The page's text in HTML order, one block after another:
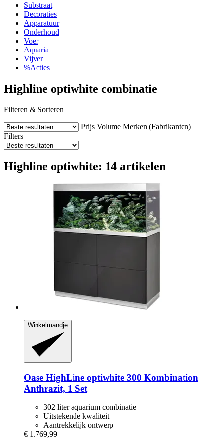
Substraat
Decoraties
Apparatuur
Onderhoud
Voer
Aquaria
Vijver
%Acties
Highline optiwhite combinatie
Filteren & Sorteren
Prijs Volume Merken (Fabrikanten)
Filters
Highline optiwhite: 14 artikelen
Winkelmandje
Oase HighLine optiwhite 300 Kombination
Anthrazit, 1 Set
302 liter aquarium combinatie
Uitstekende kwaliteit
Aantrekkelijk ontwerp
€ 1.769,99